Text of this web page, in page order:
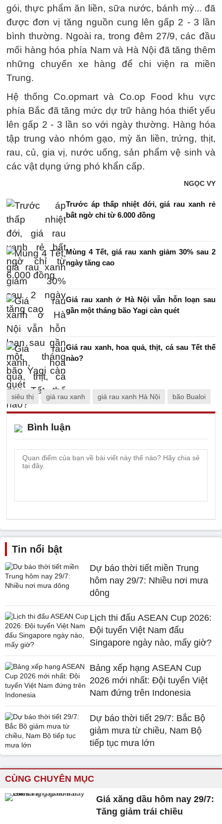
gói, thực phẩm ăn liền, sữa nước, bánh mỳ... đã
được đơn vị tăng nguồn cung lên gấp 2 - 3 lần
bình thường. Ngoài ra, trong đêm 27/9, các đầu
mối hàng hóa phía Nam và Hà Nội đã tăng thêm
những chuyến xe hàng để chi viện ra miền
Trung.
Hệ thống Co.opmart và Co.op Food khu vực
phía Bắc đã tăng mức dự trữ hàng hóa thiết yếu
lên gấp 2 - 3 lần so với ngày thường. Hàng hóa
tập trung vào nhóm gạo, mỳ ăn liền, trứng, thịt,
rau, củ, gia vị, nước uống, sản phẩm vệ sinh và
các vật dụng ứng phó khẩn cấp.
NGỌC VY
Trước áp thấp nhiệt đới, giá rau xanh rẻ
bất ngờ chỉ từ 6.000 đồng
Mùng 4 Tết, giá rau xanh giảm 30% sau 2
ngày tăng cao
Giá rau xanh ở Hà Nội vẫn hỗn loạn sau
gần một tháng bão Yagi càn quét
Giá rau xanh, hoa quả, thịt, cá sau Tết thế
nào?
siêu thị giá rau xanh giá rau xanh Hà Nội bão Bualoi
Bình luận
Tin nổi bật
Dự báo thời tiết miền Trung
hôm nay 29/7: Nhiều nơi mưa
dông
Lịch thi đấu ASEAN Cup 2026:
Đội tuyển Việt Nam đấu
Singapore ngày nào, mấy giờ?
Bảng xếp hạng ASEAN Cup
2026 mới nhất: Đội tuyển Việt
Nam đứng trên Indonesia
Dự báo thời tiết 29/7: Bắc Bộ
giảm mưa từ chiều, Nam Bộ
tiếp tục mưa lớn
CÙNG CHUYÊN MỤC
Giá xăng dầu hôm nay 29/7:
Tăng giảm trái chiều